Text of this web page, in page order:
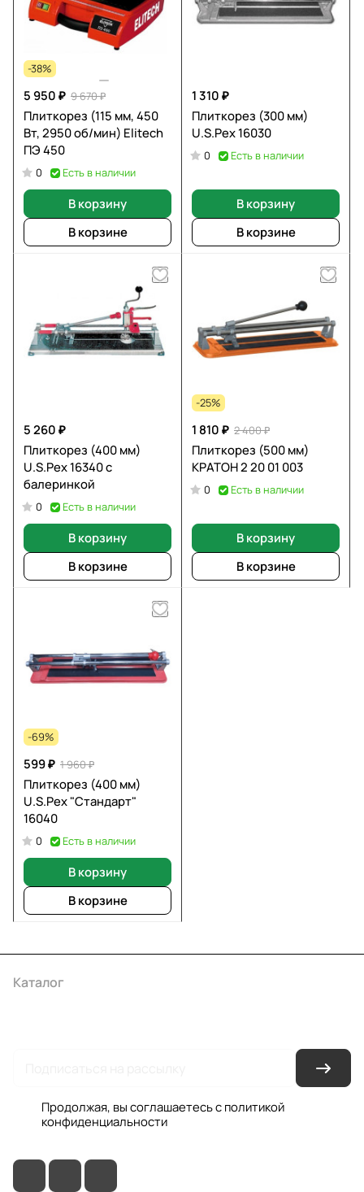
-38%
5 950 ₽ 9 670 ₽
Плиткорез (115 мм, 450
Вт, 2950 об/мин) Elitech
ПЭ 450
0 Есть в наличии
В корзину
В корзине
1 310 ₽
Плиткорез (300 мм)
U.S.Pex 16030
0 Есть в наличии
В корзину
В корзине
5 260 ₽
Плиткорез (400 мм)
U.S.Pex 16340 с
балеринкой
0 Есть в наличии
В корзину
В корзине
-25%
1 810 ₽ 2 400 ₽
Плиткорез (500 мм)
КРАТОН 2 20 01 003
0 Есть в наличии
В корзину
В корзине
-69%
599 ₽ 1 960 ₽
Плиткорез (400 мм)
U.S.Pex "Стандарт"
16040
0 Есть в наличии
В корзину
В корзине
Каталог
Продолжая, вы соглашаетесь с политикой
конфиденциальности